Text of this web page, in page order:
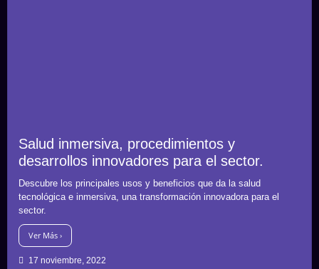
Salud inmersiva, procedimientos y
desarrollos innovadores para el sector.
Descubre los principales usos y beneficios que da la salud
tecnológica e inmersiva, una transformación innovadora para el
sector.
Ver Más ›
17 noviembre, 2022